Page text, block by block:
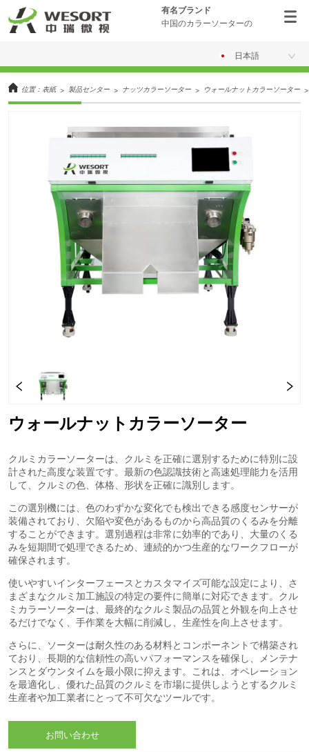
有名ブランド
中国のカラーソーターの
日本語
位置： 表紙 > 製品センター > ナッツカラーソーター > ウォールナットカラーソーター >
ウォールナットカラーソーター
お問い合わせ